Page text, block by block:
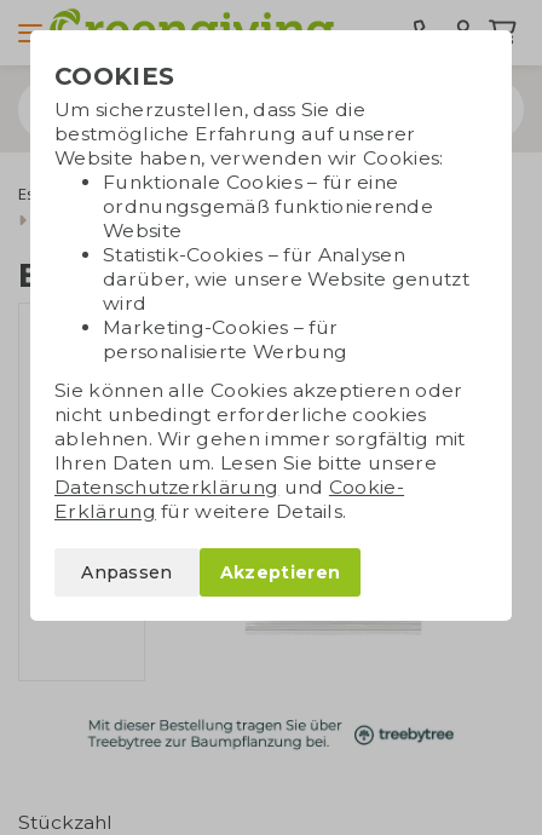
Essbare Werbegeschenke
Nussmischungen
Bio-Snackmix original
Bio-Snackmix original
Stückzahl
COOKIES
Um sicherzustellen, dass Sie die
bestmögliche Erfahrung auf unserer
Website haben, verwenden wir Cookies:
Funktionale Cookies – für eine
ordnungsgemäß funktionierende
Website
Statistik-Cookies – für Analysen
darüber, wie unsere Website genutzt
wird
Marketing-Cookies – für
personalisierte Werbung
Sie können alle Cookies akzeptieren oder
nicht unbedingt erforderliche cookies
ablehnen. Wir gehen immer sorgfältig mit
Ihren Daten um. Lesen Sie bitte unsere
Datenschutzerklärung und Cookie-
Erklärung für weitere Details.
Anpassen Akzeptieren